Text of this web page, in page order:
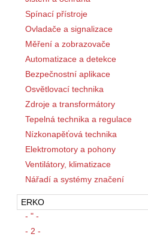
Spínací přístroje
Ovladače a signalizace
Měření a zobrazovače
Automatizace a detekce
Bezpečnostní aplikace
Osvětlovací technika
Zdroje a transformátory
Tepelná technika a regulace
Nízkonapěťová technika
Elektromotory a pohony
Ventilátory, klimatizace
Nářadí a systémy značení
- " -
- 2 -